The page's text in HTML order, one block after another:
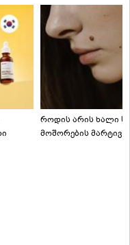
როდის არის ხალი
მოშორების